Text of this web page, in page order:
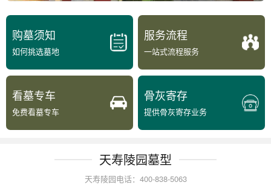
购墓须知
如何挑选墓地
服务流程
一站式流程服务
看墓专车
免费看墓专车
骨灰寄存
提供骨灰寄存业务
天寿陵园墓型
天寿陵园电话：400-838-5063